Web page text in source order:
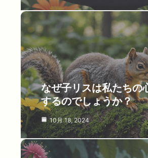
なぜ子リスは私たちの
するのでしょうか？
10月 18, 2024